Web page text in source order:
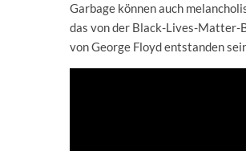
Garbage können auch
das von der Black-Lives-Matter-
von George Floyd entstanden